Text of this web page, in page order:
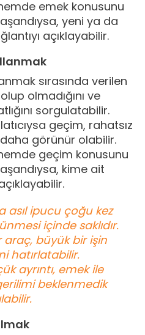
emek konusunu
yeni ya da
açıklayabilir.
sırasında verilen
olmadığını ve
sorgulatabilir.
geçim, rahatsız
görünür olabilir.
geçim konusunu
kime ait
asıl ipucu çoğu kez
içinde saklıdır.
büyük bir işin
hatırlatabilir.
ayrıntı, emek ile
beklenmedik